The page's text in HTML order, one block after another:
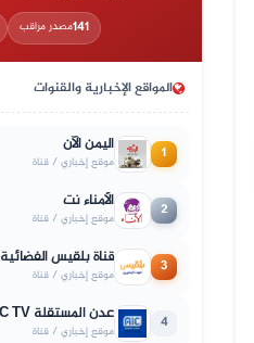
141مصدر مراقب
المواقع الإخبارية والقنوات
1 اليمن الآن
موقع إخباري / قناة
2 الأمناء نت
موقع إخباري / قناة
3 قناة بلقيس الفضائية
موقع إخباري / قناة
4 عدن المستقلة AIC TV
موقع إخباري / قناة